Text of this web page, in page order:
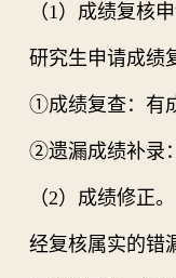
（1）成绩复核
研究生申请成绩
①成绩复查： 有
②遗漏成绩补录
（2）成绩修正。
经复核属实的错